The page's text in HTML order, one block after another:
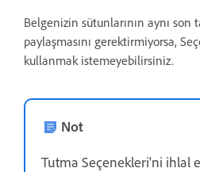
Belgenizin sütunlarının aynı son
paylaşmasını gerektirmiyorsa,
kullanmak istemeyebilirsiniz.
Not
Tutma Seçenekleri'ni ihlal